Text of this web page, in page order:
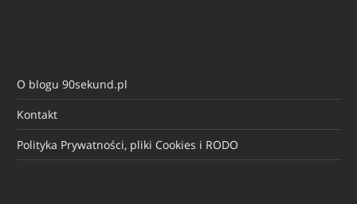
O blogu 90sekund.pl
Kontakt
Polityka Prywatności, pliki Cookies i RODO